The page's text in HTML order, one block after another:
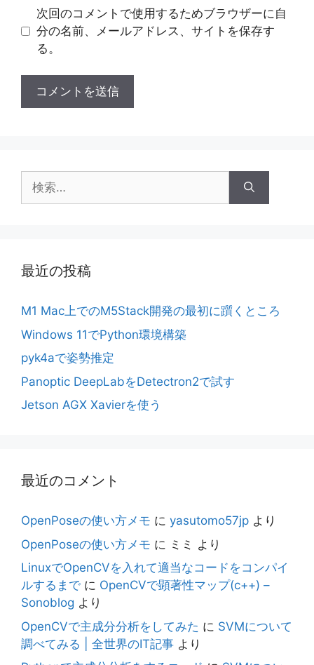
次回のコメントで使用するためブラウザーに自
分の名前、メールアドレス、サイトを保存す
る。
索:
最近の投稿
M1 Mac上でのM5Stack開発の最初に躓くところ
Windows 11でPython環境構築
pyk4aで姿勢推定
Panoptic DeepLabをDetectron2で試す
Jetson AGX Xavierを使う
最近のコメント
OpenPoseの使い方メモ に yasutomo57jp より
OpenPoseの使い方メモ に ミミ より
LinuxでOpenCVを入れて適当なコードをコンパイ
ルするまで に OpenCVで顕著性マップ(c++) –
Sonoblog より
OpenCVで主成分分析をしてみた に SVMについて
調べてみる | 全世界のIT記事 より